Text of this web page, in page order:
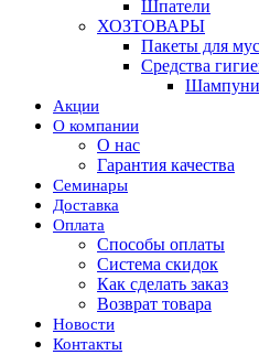
Шпатели
ХОЗТОВАРЫ
Пакеты для
Средства
Шампуни
Акции
О компании
О нас
Гарантия качества
Семинары
Доставка
Оплата
Способы оплаты
Система скидок
Как сделать заказ
Возврат товара
Новости
Контакты